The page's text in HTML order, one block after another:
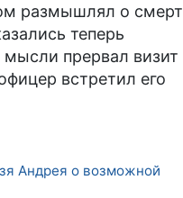
размышлял о
теперь
прервал визит
встретил его
Андрея о возможной